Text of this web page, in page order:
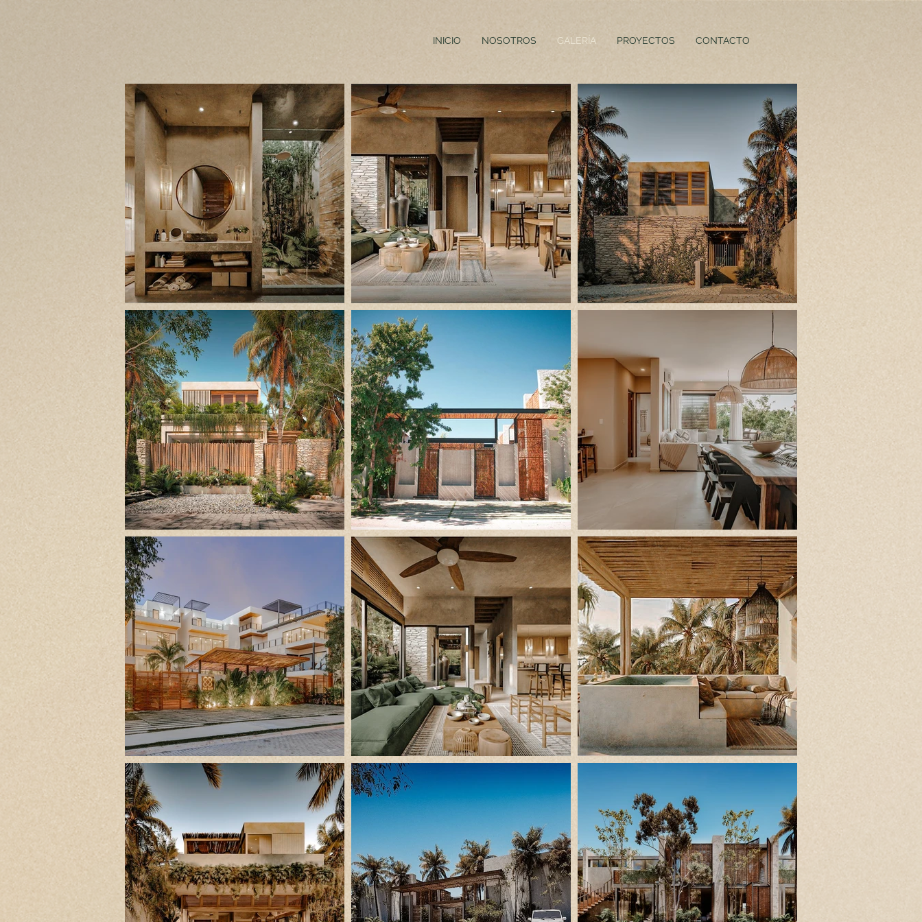
INICIO NOSOTROS GALERÍA PROYECTOS CONTACTO